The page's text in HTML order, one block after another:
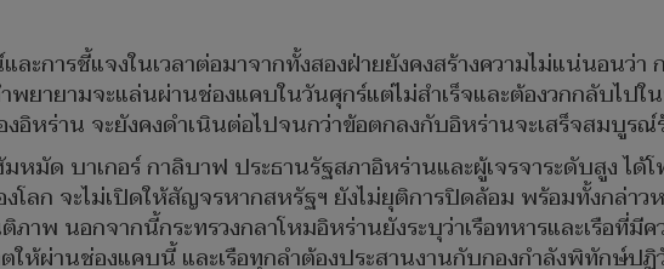
ละการชี้แจงในเวลาต่อมาจากทั้งสองฝ่ายยังคงสร้างความไม่แน่นอนว่า
พยายามจะแล่นผ่านช่องแคบในวันศุกร์แต่ไม่สำเร็จและต้องวกกลับไ
งอิหร่าน จะยังคงดำเนินต่อไปจนกว่าข้อตกลงกับอิหร่านจะเสร็จสมบูรณ์
หมัด บาเกอร์ กาลิบาฟ ประธานรัฐสภาอิหร่านและผู้เจรจาระดับสูง ได้
งโลก จะไม่เปิดให้สัญจรหากสหรัฐฯ ยังไม่ยุติการปิดล้อม พร้อมทั้งกล่า
ภาพ นอกจากนี้กระทรวงกลาโหมอิหร่านยังระบุว่าเรือทหารและเรือที่มี
ให้ผ่านช่องแคบนี้ และเรือทุกลำต้องประสานงานกับกองกำลังพิทักษ์ปฏิ